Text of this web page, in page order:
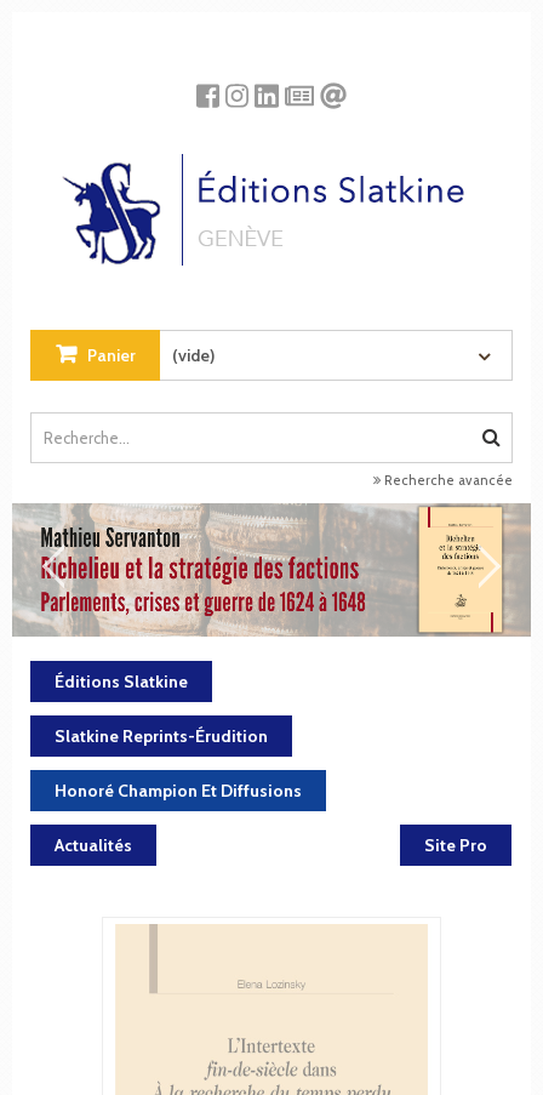
Panier (vide)
Recherche avancée
Éditions Slatkine
Slatkine Reprints-Érudition
Honoré Champion Et Diffusions
Actualités Site Pro